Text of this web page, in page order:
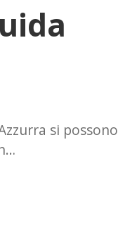
si possono